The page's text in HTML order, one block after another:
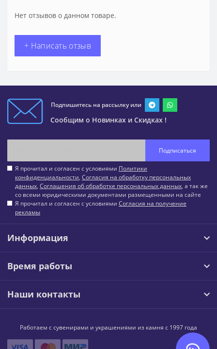
Нет отзывов о данном товаре.
+ Написать отзыв
Подпишитесь на рассылку или
Сообщим о Новинках и Скидках !
Подписаться
Я прочитал и согласен с условиями Политики
конфиденциальности, Согласия на обработку персональных
данных, Соглашения об обработке персональных данных, а так же
со всеми юридическими документами размещенными на сайте
Я прочитал и согласен с условиями Согласия на получение
рекламы
Информация
Время работы
Наши контакты
Работаем с сувенирами и украшениями из камня с 1997 года